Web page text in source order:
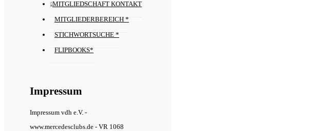
MITGLIEDSCHAFT KONTAKT
MITGLIEDERBEREICH *
STICHWORTSUCHE *
FLIPBOOKS*
Impressum
Impressum vdh e.V. -
www.mercedesclubs.de - VR 1068